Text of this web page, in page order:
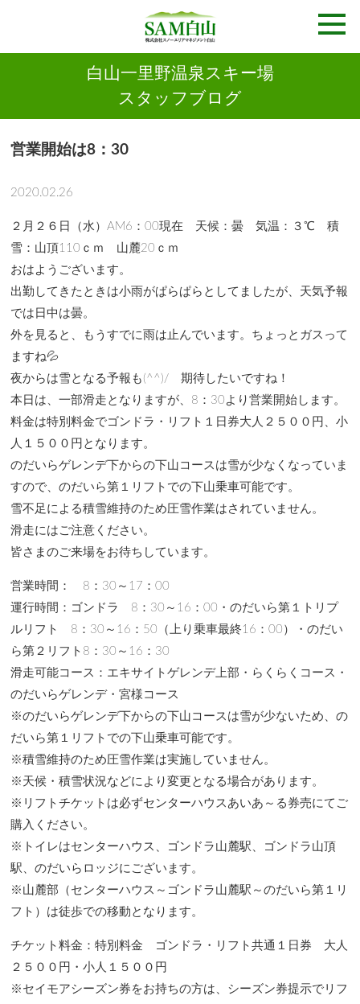
白山一里野温泉スキー場
スタッフブログ
営業開始は8：30
2020.02.26
２月２６日（水）AM6：00現在 天候：曇 気温：３℃ 積
雪：山頂110ｃｍ 山麓20ｃｍ
おはようございます。
出勤してきたときは小雨がぱらぱらとしてましたが、天気予報
では日中は曇。
外を見ると、もうすでに雨は止んでいます。ちょっとガスって
ますね💦
夜からは雪となる予報も(^^)/ 期待したいですね！
本日は、一部滑走となりますが、8：30より営業開始します。
料金は特別料金でゴンドラ・リフト１日券大人２５００円、小
人１５００円となります。
のだいらゲレンデ下からの下山コースは雪が少なくなっていま
すので、のだいら第１リフトでの下山乗車可能です。
雪不足による積雪維持のため圧雪作業はされていません。
滑走にはご注意ください。
皆さまのご来場をお待ちしています。
営業時間： 8：30～17：00
運行時間：ゴンドラ 8：30～16：00・のだいら第１トリプ
ルリフト 8：30～16：50（上り乗車最終16：00）・のだい
ら第２リフト8：30～16：30
滑走可能コース：エキサイトゲレンデ上部・らくらくコース・
のだいらゲレンデ・宮様コース
※のだいらゲレンデ下からの下山コースは雪が少ないため、の
だいら第１リフトでの下山乗車可能です。
※積雪維持のため圧雪作業は実施していません。
※天候・積雪状況などにより変更となる場合があります。
※リフトチケットは必ずセンターハウスあいあ～る券売にてご
購入ください。
※トイレはセンターハウス、ゴンドラ山麓駅、ゴンドラ山頂
駅、のだいらロッジにございます。
※山麓部（センターハウス～ゴンドラ山麓駅～のだいら第１リ
フト）は徒歩での移動となります。
チケット料金：特別料金 ゴンドラ・リフト共通１日券 大人
２５００円・小人１５００円
※セイモアシーズン券をお持ちの方は、シーズン券提示でリフ